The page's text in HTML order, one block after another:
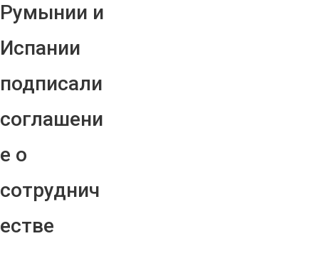
Румынии и
Испании
подписали
соглашени
е о
сотруднич
естве